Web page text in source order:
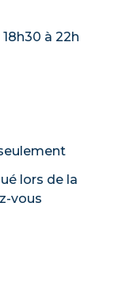
à 22h
lors de la
vous